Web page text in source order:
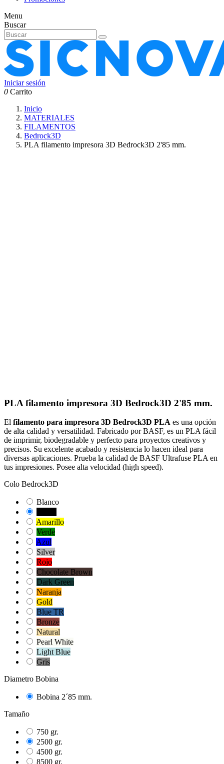
Menu
Buscar
Iniciar sesión
0 Carrito
Inicio
MATERIALES
FILAMENTOS
Bedrock3D
PLA filamento impresora 3D Bedrock3D 2'85 mm.
PLA filamento impresora 3D Bedrock3D 2'85 mm.
El filamento para impresora 3D Bedrock3D PLA es una opción
de alta calidad y versatilidad. Fabricado por BASF, es un PLA fácil
de imprimir, biodegradable y perfecto para proyectos creativos y
precisos. Su excelente acabado y resistencia lo hacen ideal para
diversas aplicaciones. Prueba la calidad de BASF Ultrafuse PLA en
tus impresiones. Posee alta velocidad (high speed).
Colo Bedrock3D
Blanco
Amarillo
Verde
Azul
Silver
Rojo
Chocolate Brown
Dark Green
Naranja
Gold
Blue TR
Bronze
Natural
Pearl White
Light Blue
Gris
Diametro Bobina
Bobina 2´85 mm.
Tamaño
750 gr.
2500 gr.
4500 gr.
8500 gr.